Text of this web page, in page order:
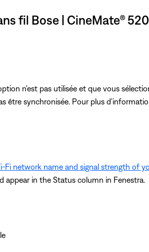
fil Bose | CineMate® 520
n'est pas utilisée et que vous
être synchronisée. Pour plus
Fi network name and signal strength of
in the Status column in Fenestra.